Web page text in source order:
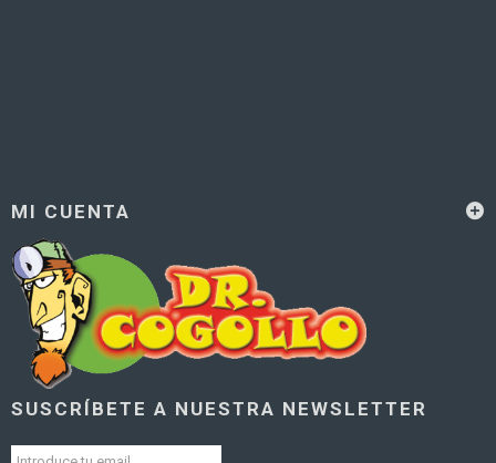
MI CUENTA
SUSCRÍBETE A NUESTRA NEWSLETTER